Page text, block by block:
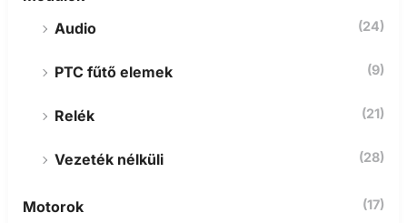
Audio (24)
PTC fűtő elemek (9)
Relék (21)
Vezeték nélküli (28)
Motorok (17)